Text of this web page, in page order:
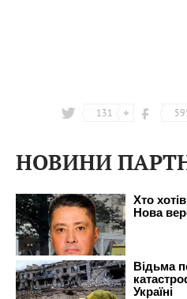
131
НОВИНИ